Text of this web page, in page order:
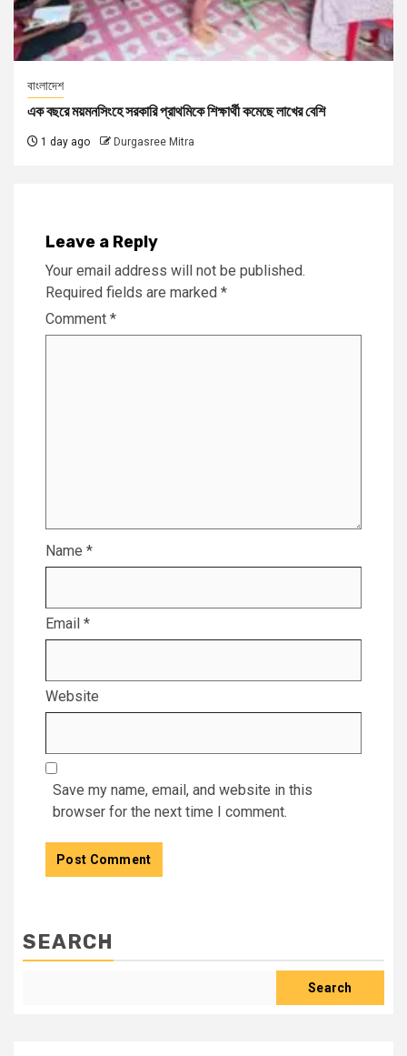
বাংলাদেশ
এক বছরে ময়মনসিংহে সরকারি প্রাথমিকে শিক্ষার্থী কমেছে লাখের বেশি
1 day ago Durgasree Mitra
Leave a Reply
Your email address will not be published.
Required fields are marked *
Comment *
Name *
Email *
Website
Save my name, email, and website in this
browser for the next time I comment.
SEARCH
Search